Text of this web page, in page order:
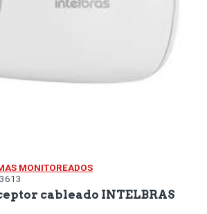
MONITOREADOS
cableado INTELBRAS